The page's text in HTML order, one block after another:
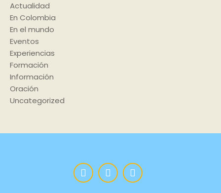
Actualidad
En Colombia
En el mundo
Eventos
Experiencias
Formación
Información
Oración
Uncategorized